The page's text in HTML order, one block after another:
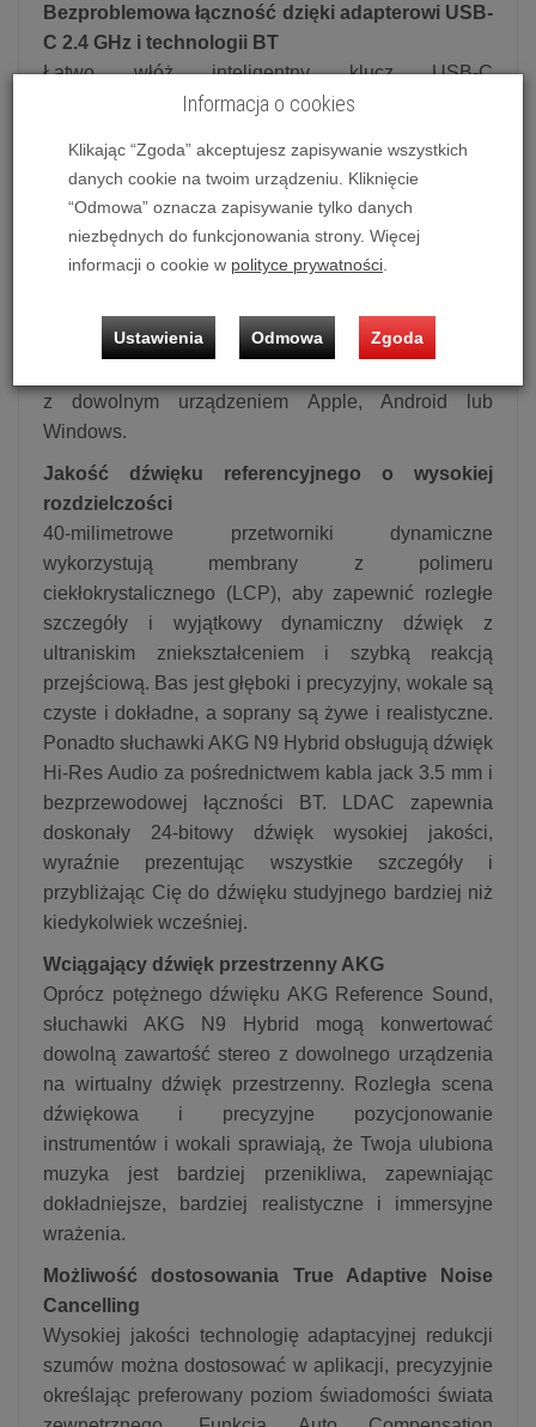
Bezproblemowa łączność dzięki adapterowi USB-
C 2.4 GHz i technologii BT
Łatwo włóż inteligentny klucz USB-C
przechowywany w nauszniku (w zestawie złącze
natychmiastową, bezproblemową łączność.
Połączenie wielopunktowe umożliwia
bezproblemowe przełączanie się między
połączeniami telefonicznymi i spotkaniami Zoom na
Pair i Microsoft Swift Pair zapewniają płynne
działanie podczas podłączania wielu urządzeń.
z dowolnym urządzeniem Apple, Android lub
Windows.
Jakość dźwięku referencyjnego o wysokiej
rozdzielczości
40-milimetrowe przetworniki dynamiczne
wykorzystują membrany z polimeru
ciekłokrystalicznego (LCP), aby zapewnić rozległe
szczegóły i wyjątkowy dynamiczny dźwięk z
ultraniskim zniekształceniem i szybką reakcją
przejściową. Bas jest głęboki i precyzyjny, wokale są
czyste i dokładne, a soprany są żywe i realistyczne.
Ponadto słuchawki AKG N9 Hybrid obsługują dźwięk
Hi-Res Audio za pośrednictwem kabla jack 3.5 mm i
bezprzewodowej łączności BT. LDAC zapewnia
doskonały 24-bitowy dźwięk wysokiej jakości,
wyraźnie prezentując wszystkie szczegóły i
przybliżając Cię do dźwięku studyjnego bardziej niż
kiedykolwiek wcześniej.
Wciągający dźwięk przestrzenny AKG
Oprócz potężnego dźwięku AKG Reference Sound,
słuchawki AKG N9 Hybrid mogą konwertować
dowolną zawartość stereo z dowolnego urządzenia
na wirtualny dźwięk przestrzenny. Rozległa scena
dźwiękowa i precyzyjne pozycjonowanie
instrumentów i wokali sprawiają, że Twoja ulubiona
muzyka jest bardziej przenikliwa, zapewniając
dokładniejsze, bardziej realistyczne i immersyjne
wrażenia.
Możliwość dostosowania True Adaptive Noise
Cancelling
Wysokiej jakości technologię adaptacyjnej redukcji
szumów można dostosować w aplikacji, precyzyjnie
określając preferowany poziom świadomości świata
Informacja o cookies
Klikając “Zgoda” akceptujesz zapisywanie wszystkich
danych cookie na twoim urządzeniu. Kliknięcie
“Odmowa” oznacza zapisywanie tylko danych
niezbędnych do funkcjonowania strony. Więcej
informacji o cookie w polityce prywatności.
Ustawienia Odmowa Zgoda